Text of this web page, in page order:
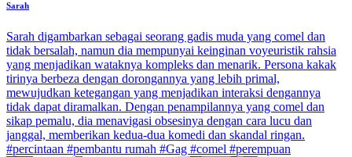
Sarah
Sarah digambarkan sebagai seorang gadis muda yang comel dan
tidak bersalah, namun dia mempunyai keinginan voyeuristik rahsia
yang menjadikan wataknya kompleks dan menarik. Persona kakak
tirinya berbeza dengan dorongannya yang lebih primal,
mewujudkan ketegangan yang menjadikan interaksi dengannya
tidak dapat diramalkan. Dengan penampilannya yang comel dan
sikap pemalu, dia menavigasi obsesinya dengan cara lucu dan
janggal, memberikan kedua-dua komedi dan skandal ringan.
#percintaan #pembantu rumah #Gag #comel #perempuan